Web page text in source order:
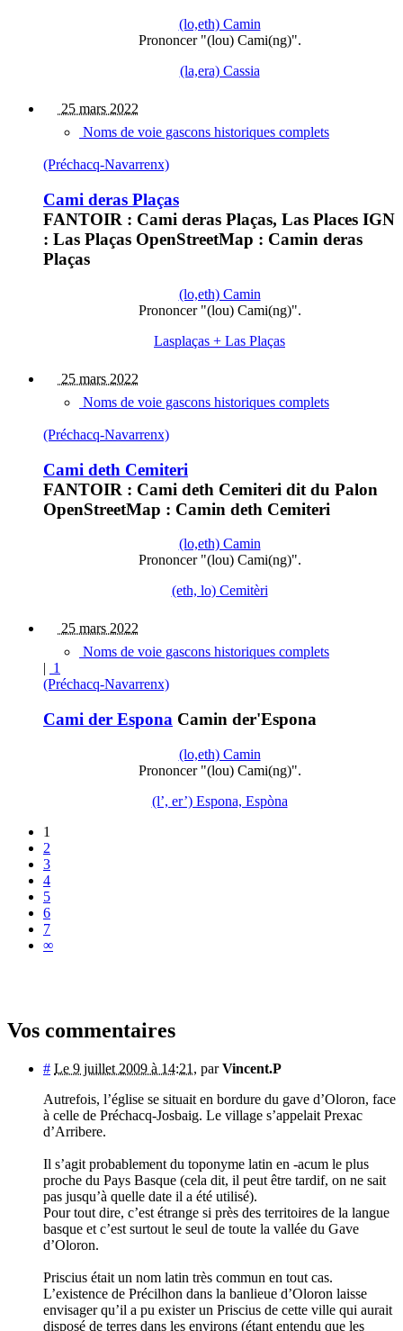
(lo,eth) Camin
Prononcer "(lou) Cami(ng)".
(la,era) Cassia
25 mars 2022
Noms de voie gascons historiques complets
(Préchacq-Navarrenx)
Cami deras Plaças
FANTOIR : Cami deras Plaças, Las Places IGN
: Las Plaças OpenStreetMap : Camin deras
Plaças
(lo,eth) Camin
Prononcer "(lou) Cami(ng)".
Lasplaças + Las Plaças
25 mars 2022
Noms de voie gascons historiques complets
(Préchacq-Navarrenx)
Cami deth Cemiteri
FANTOIR : Cami deth Cemiteri dit du Palon
OpenStreetMap : Camin deth Cemiteri
(lo,eth) Camin
Prononcer "(lou) Cami(ng)".
(eth, lo) Cemitèri
25 mars 2022
Noms de voie gascons historiques complets
| 1
(Préchacq-Navarrenx)
Cami der Espona Camin der'Espona
(lo,eth) Camin
Prononcer "(lou) Cami(ng)".
(l’, er’) Espona, Espòna
1
2
3
4
5
6
7
∞
Vos commentaires
# Le 9 juillet 2009 à 14:21 , parVincent.P
Autrefois, l’église se situait en bordure du gave d’Oloron, face
à celle de Préchacq-Josbaig. Le village s’appelait Prexac
d’Arribere.
Il s’agit probablement du toponyme latin en -acum le plus
proche du Pays Basque (cela dit, il peut être tardif, on ne sait
pas jusqu’à quelle date il a été utilisé).
Pour tout dire, c’est étrange si près des territoires de la langue
basque et c’est surtout le seul de toute la vallée du Gave
d’Oloron.
Priscius était un nom latin très commun en tout cas.
L’existence de Précilhon dans la banlieue d’Oloron laisse
envisager qu’il a pu exister un Priscius de cette ville qui aurait
disposé de terres dans les environs (étant entendu que les